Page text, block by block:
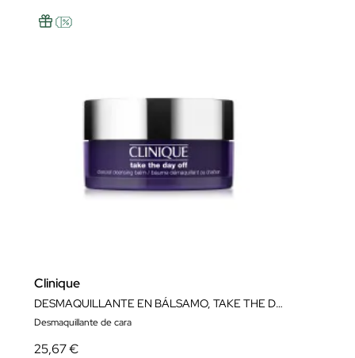
Clinique
DESMAQUILLANTE EN BÁLSAMO, TAKE THE DAY OFF CHARCOAL CLEANSING BALM 125ML
Desmaquillante de cara
25,67 €